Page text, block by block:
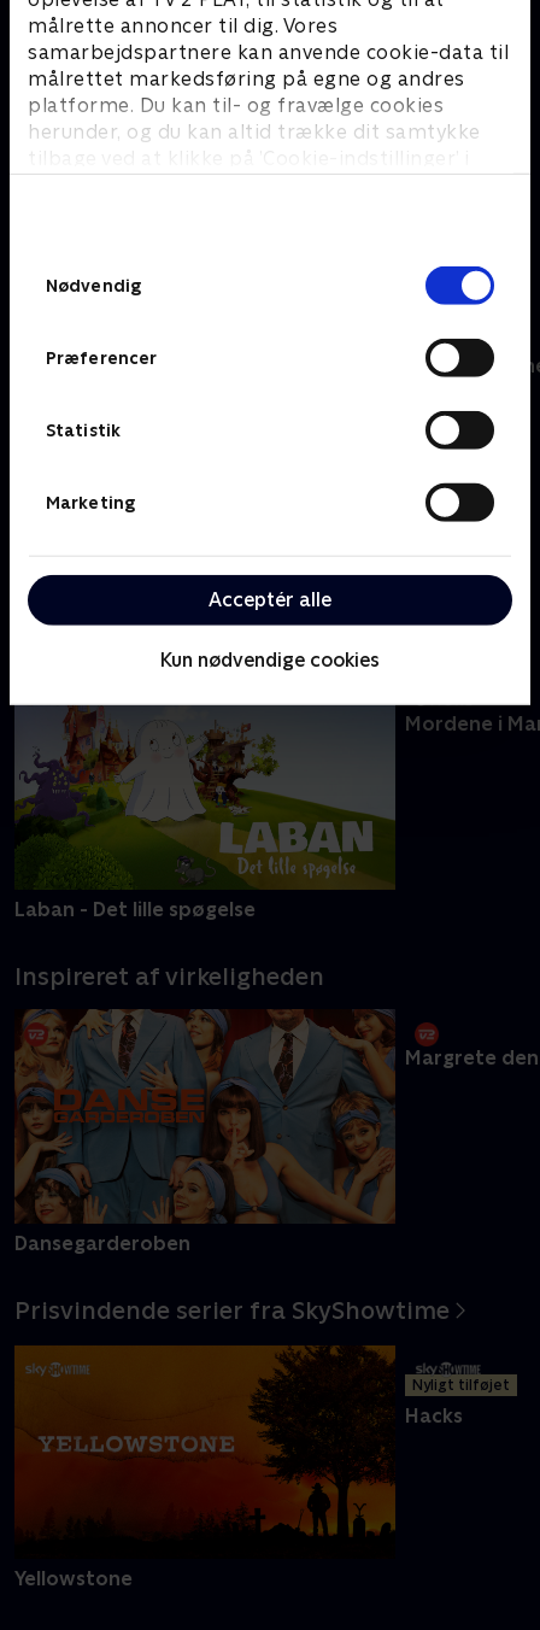
målrette annoncer til dig. Vores
samarbejdspartnere kan anvende cookie-data til
målrettet markedsføring på egne og andres
platforme. Du kan til- og fravælge cookies
herunder, og du kan altid trække dit samtykke
tilbage ved at klikke på ’Cookie-indstillinger’ i
Nødvendig
Præferencer
Statistik
Marketing
Acceptér alle
Kun nødvendige cookies
Anna Pihl
Krimisommer på Charlie
Mord i
Laban - Det lille spøgelse
Mordene i
Inspireret af virkeligheden
Dansegarderoben
Margrete
Prisvindende serier fra SkyShowtime
Yellowstone
Nyligt tilføjet
Hacks